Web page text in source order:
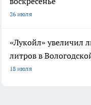
26 июля
«Лукойл» увеличил
литров в
18 июля